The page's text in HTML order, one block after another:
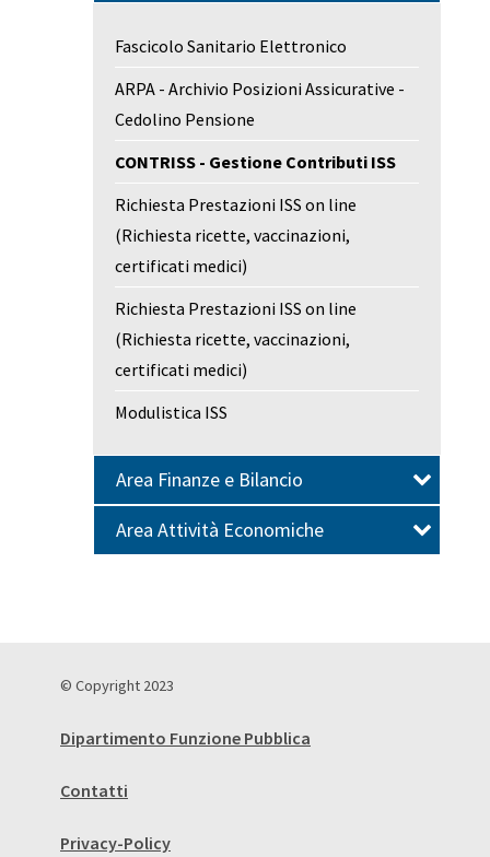
Fascicolo Sanitario Elettronico
ARPA - Archivio Posizioni Assicurative -
Cedolino Pensione
CONTRISS - Gestione Contributi ISS
Richiesta Prestazioni ISS on line
(Richiesta ricette, vaccinazioni,
certificati medici)
Richiesta Prestazioni ISS on line
(Richiesta ricette, vaccinazioni,
certificati medici)
Modulistica ISS
Area Finanze e Bilancio
Area Attività Economiche
© Copyright 2023
Dipartimento Funzione Pubblica
Contatti
Privacy-Policy